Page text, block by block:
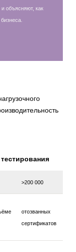
объясняют, как
>200 000
отозванных
сертификатов